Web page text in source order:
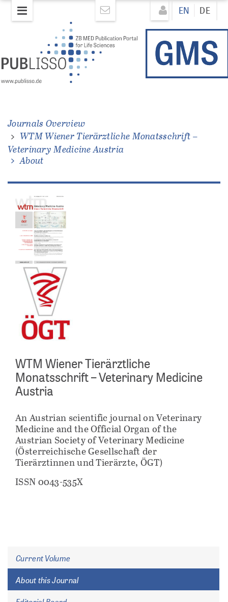
Direkt
zum
EN DE
Journals Overview
WTM Wiener Tierärztliche Monatsschrift –
Veterinary Medicine Austria
About
WTM Wiener Tierärztliche
Monatsschrift – Veterinary Medicine
Austria
An Austrian scientific journal on Veterinary
Medicine and the Official Organ of the
Austrian Society of Veterinary Medicine
(Österreichische Gesellschaft der
Tierärztinnen und Tierärzte, ÖGT)
ISSN 0043-535X
Current Volume
About this Journal